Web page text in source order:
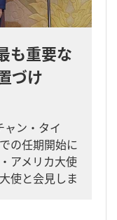
も重要な
づけ
ャン・タイ
の任期開始に
アメリカ大使
使と会見しま